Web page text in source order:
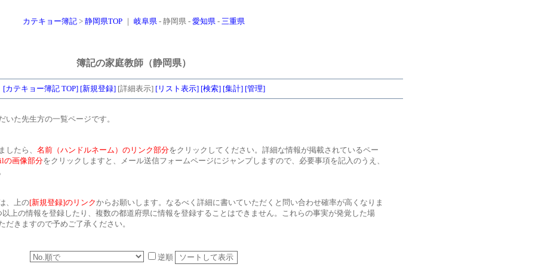
カテキョー簿記 > 静岡県TOP ｜ 岐阜県 - 静岡県 - 愛知県 - 三重県
簿記の家庭教師（静岡県）
[カテキョー簿記 TOP] [新規登録][詳細表示] [リスト表示] [検索] [集計] [管理]
た先生方の一覧ページです。
たら、 名前（ハンドルネーム）のリンク部分をクリックしてください。詳細な情報が掲載されているペー
の画像部分をクリックしますと、メール送信フォームページにジャンプしますので、必要事項を記入のうえ、
、上の[新規登録]のリンクからお願いします。なるべく詳細に書いていただくと問い合わせ確率が高くなりま
上の情報を登録したり、複数の都道府県に情報を登録することはできません。これらの事実が発覚した場
きますので予めご了承ください。
逆順